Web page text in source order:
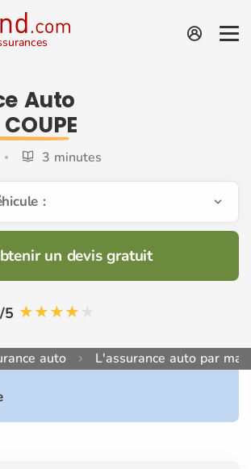
Auto
3 minutes
:
un devis gratuit
5
auto L'assurance auto par